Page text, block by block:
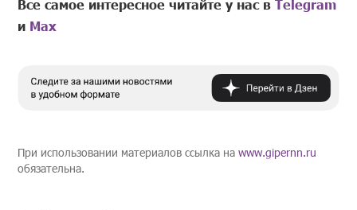
Все самое интересное читайте у нас вTelegram
и Mах
При использовании материалов ссылка наwww.gipernn.ru
обязательна.